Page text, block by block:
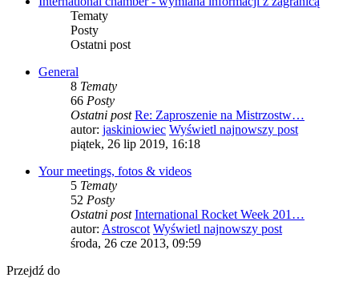
Tematy
Posty
Ostatni post
General
8 Tematy
66 Posty
Ostatni post Re: Zaproszenie na Mistrzostw…
autor: jaskiniowiec Wyświetl najnowszy post
piątek, 26 lip 2019, 16:18
Your meetings, fotos & videos
5 Tematy
52 Posty
Ostatni post International Rocket Week 201…
autor: Astroscot Wyświetl najnowszy post
środa, 26 cze 2013, 09:59
Przejdź do